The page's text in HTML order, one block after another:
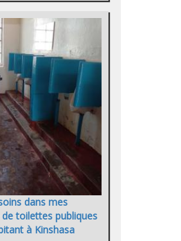
dans mes
toilettes publiques
à Kinshasa